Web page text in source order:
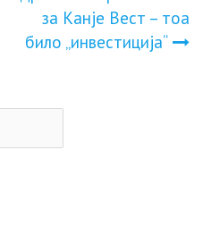
за Канје Вест – тоа
било „инвестиција“